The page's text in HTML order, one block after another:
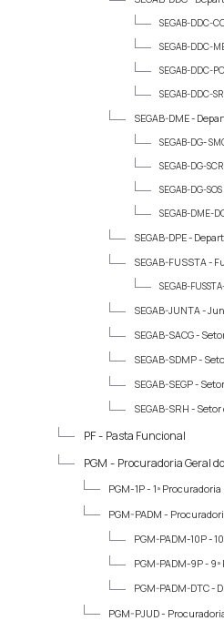
SEGAB-DDC-
SEGAB-DDC-
SEGAB-DDC-
SEGAB-DDC-
SEGAB-DME -
SEGAB-DG-
SEGAB-DG-
SEGAB-DG-
SEGAB-DME-
SEGAB-DPE -
SEGAB-FUSSTA -
SEGAB-
SEGAB-JUNTA -
SEGAB-SACG -
SEGAB-SDMP -
SEGAB-SEGP -
SEGAB-SRH - Setor
PF - Pasta Funcional
PGM - Procuradoria Geral
PGM-1P - 1ª Procuradoria
PGM-PADM -
PGM-PADM-10P -
PGM-PADM-9P - 9ª
PGM-PADM-DTC -
PGM-PJUD -